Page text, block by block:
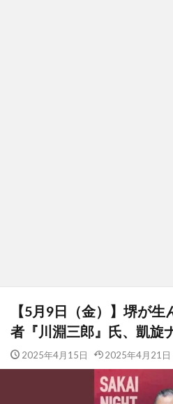
【5月9日（金）】堺が
者『川淵三郎』氏、凱旋
2025年4月15日 2025年4月21日